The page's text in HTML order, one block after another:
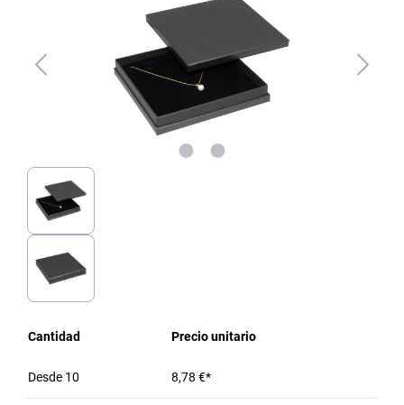
Cantidad Precio unitario
Desde 10 8,78 €*